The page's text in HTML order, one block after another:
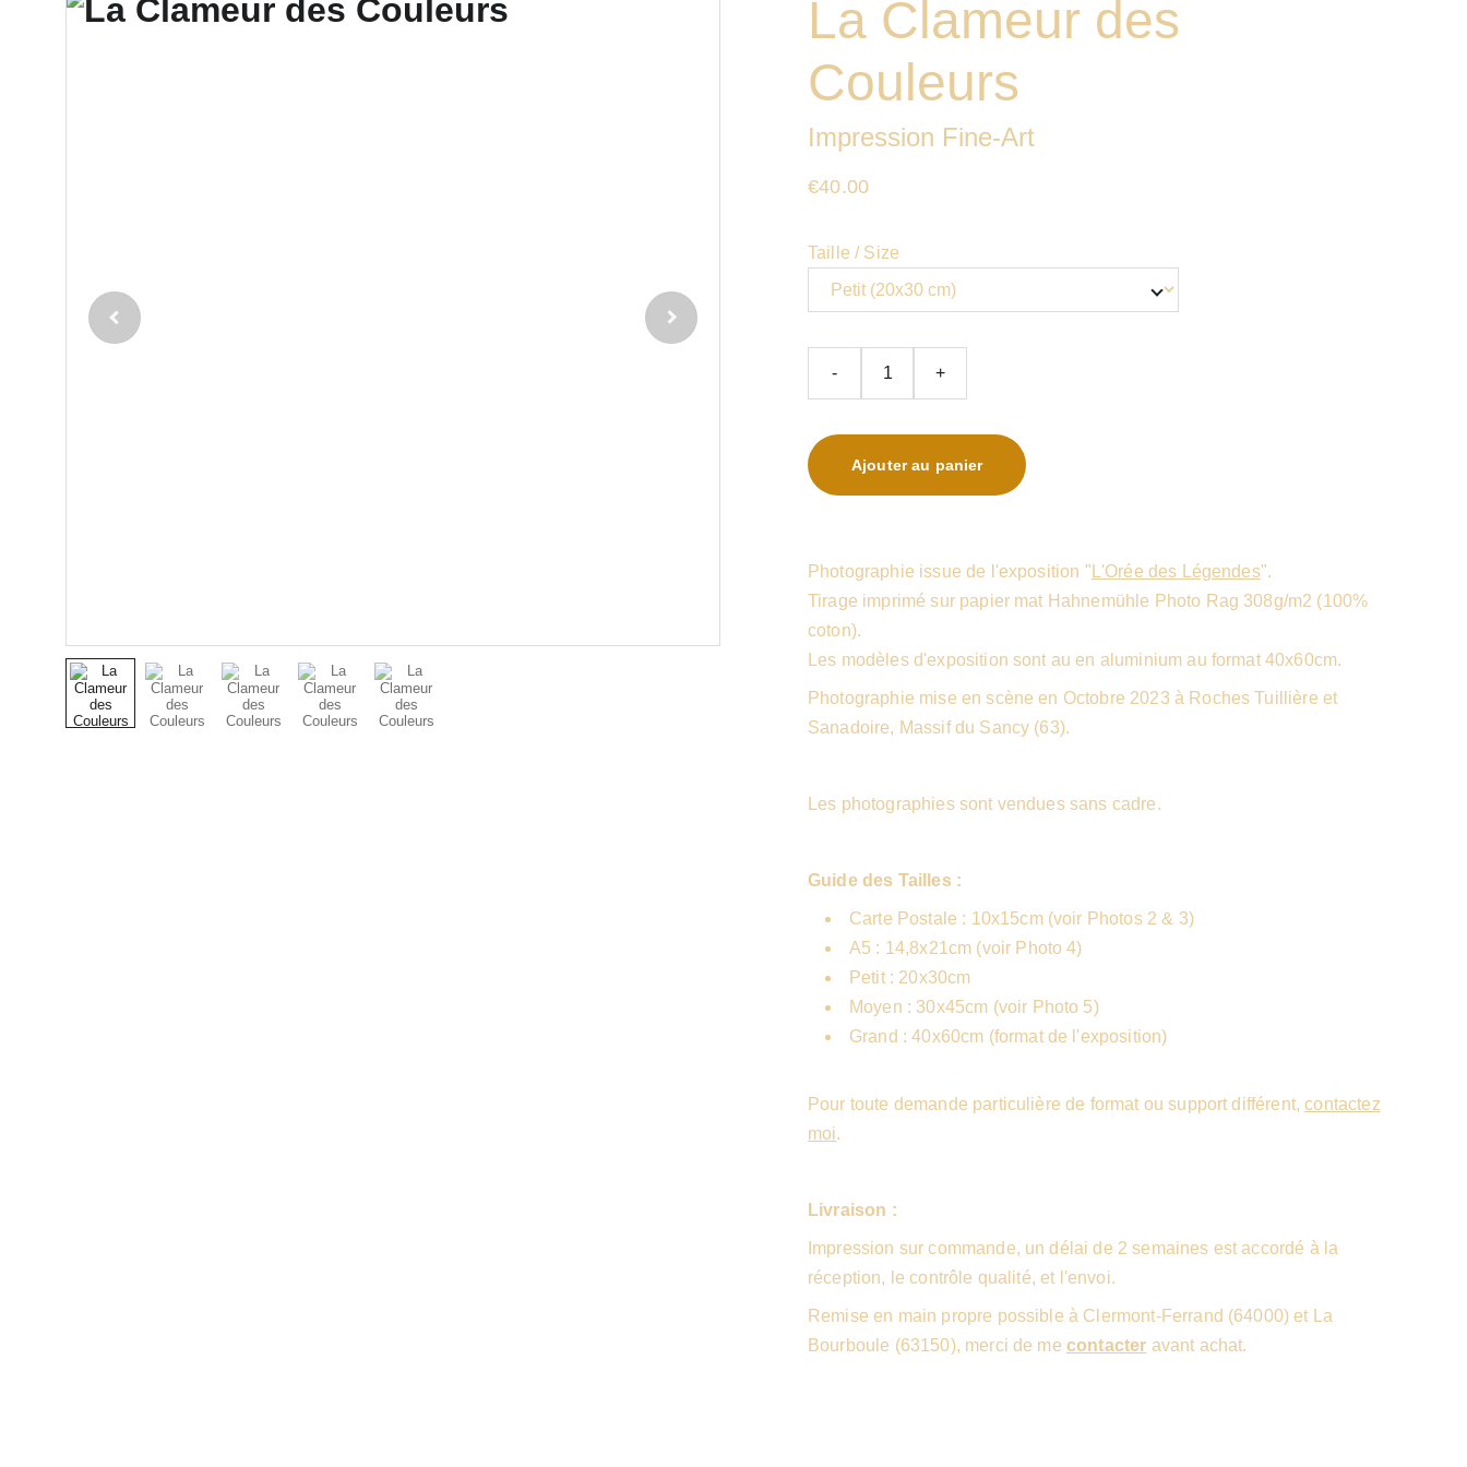
La Clameur des
Couleurs
Impression Fine-Art
€40.00
Taille / Size
- +
Ajouter au panier
Photographie issue de l'exposition " L'Orée des Légendes".
Tirage imprimé sur papier mat Hahnemühle Photo Rag 308g/m2 (100%
coton).
Les modèles d'exposition sont au en aluminium au format 40x60cm.
Photographie mise en scène en Octobre 2023 à Roches Tuillière et
Sanadoire, Massif du Sancy (63).
Les photographies sont vendues sans cadre.
Guide des Tailles :
Carte Postale : 10x15cm (voir Photos 2 & 3)
A5 : 14,8x21cm (voir Photo 4)
Petit : 20x30cm
Moyen : 30x45cm (voir Photo 5)
Grand : 40x60cm (format de l'exposition)
Pour toute demande particulière de format ou support différent,contactez
moi.
Livraison :
Impression sur commande, un délai de 2 semaines est accordé à la
réception, le contrôle qualité, et l'envoi.
Remise en main propre possible à Clermont-Ferrand (64000) et La
Bourboule (63150), merci de me contacter avant achat.